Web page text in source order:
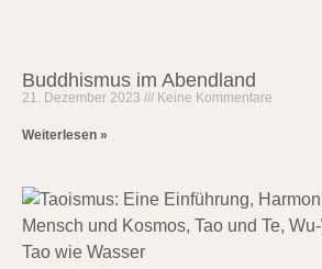
Buddhismus im Abendland
21. Dezember 2023 Keine Kommentare
Weiterlesen »